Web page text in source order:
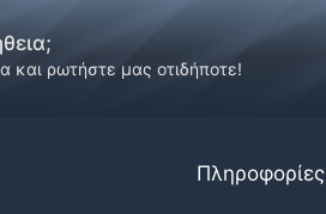
και ρωτήστε μας οτιδήποτε!
Πληροφορίες